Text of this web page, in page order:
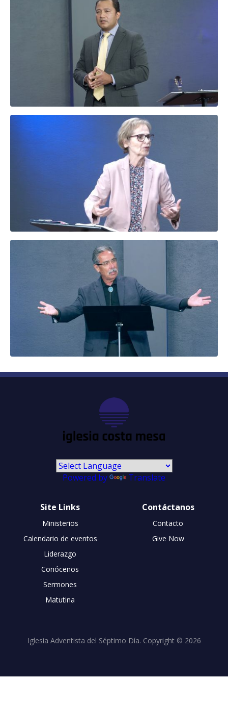
Powered by Translate
Site Links
Ministerios
Calendario de eventos
Liderazgo
Conócenos
Sermones
Matutina
Contáctanos
Contacto
Give Now
Iglesia Adventista del Séptimo Día. Copyright © 2026